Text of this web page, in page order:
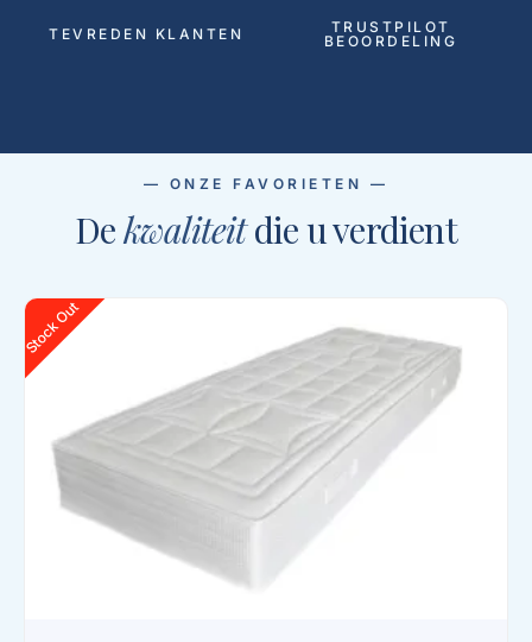
TEVREDEN KLANTEN
TRUSTPILOT
BEOORDELING
— ONZE FAVORIETEN —
Dekwaliteitdie u verdient